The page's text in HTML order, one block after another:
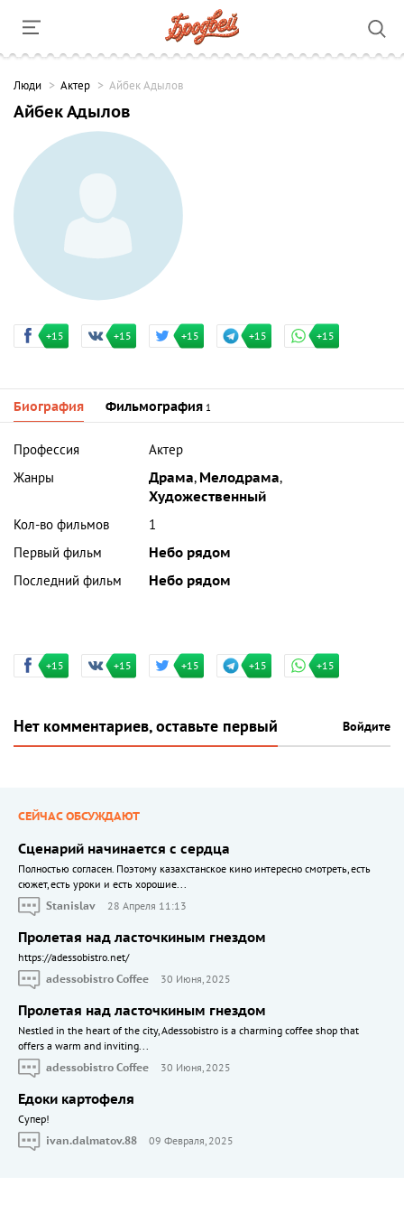
Люди Актер Айбек Адылов
Айбек Адылов
+15 +15 +15 +15 +15
Биография Фильмография 1
Профессия
Актер
Жанры
Драма, Мелодрама,
Художественный
Кол-во фильмов
1
Первый фильм
Небо рядом
Последний фильм
Небо рядом
+15 +15 +15 +15 +15
Нет комментариев, оставьте первый Войдите
СЕЙЧАС ОБСУЖДАЮТ
Сценарий начинается с сердца
Полностью согласен. Поэтому казахстанское кино интересно смотреть, есть
сюжет, есть уроки и есть хорошие...
Stanislav
28 Апреля 11:13
Пролетая над ласточкиным гнездом
https://adessobistro.net/
adessobistro Coffee
30 Июня, 2025
Пролетая над ласточкиным гнездом
Nestled in the heart of the city, Adessobistro is a charming coffee shop that
offers a warm and inviting...
adessobistro Coffee
30 Июня, 2025
Едоки картофеля
Cупер!
ivan.dalmatov.88
09 Февраля, 2025